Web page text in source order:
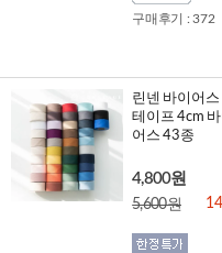
구매후기 : 372
린넨 바이어스
테이프 4cm 바
어스 43종
4,800원
5,600원